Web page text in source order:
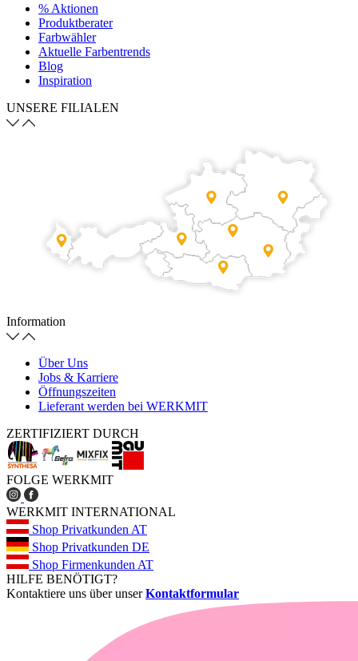
% Aktionen
Produktberater
Farbwähler
Aktuelle Farbentrends
Blog
Inspiration
UNSERE FILIALEN
Information
Über Uns
Jobs & Karriere
Öffnungszeiten
Lieferant werden bei WERKMIT
ZERTIFIZIERT DURCH
FOLGE WERKMIT
WERKMIT INTERNATIONAL
Shop Privatkunden AT
Shop Privatkunden DE
Shop Firmenkunden AT
HILFE BENÖTIGT?
Kontaktiere uns über unserKontaktformular